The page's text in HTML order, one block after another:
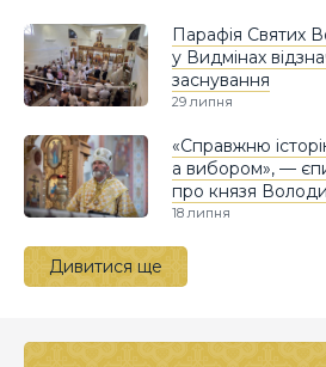
Парафія Святих
у Видмінах
заснування
29 липня
«Справжню
а вибором», —
про князя
18 липня
Дивитися ще